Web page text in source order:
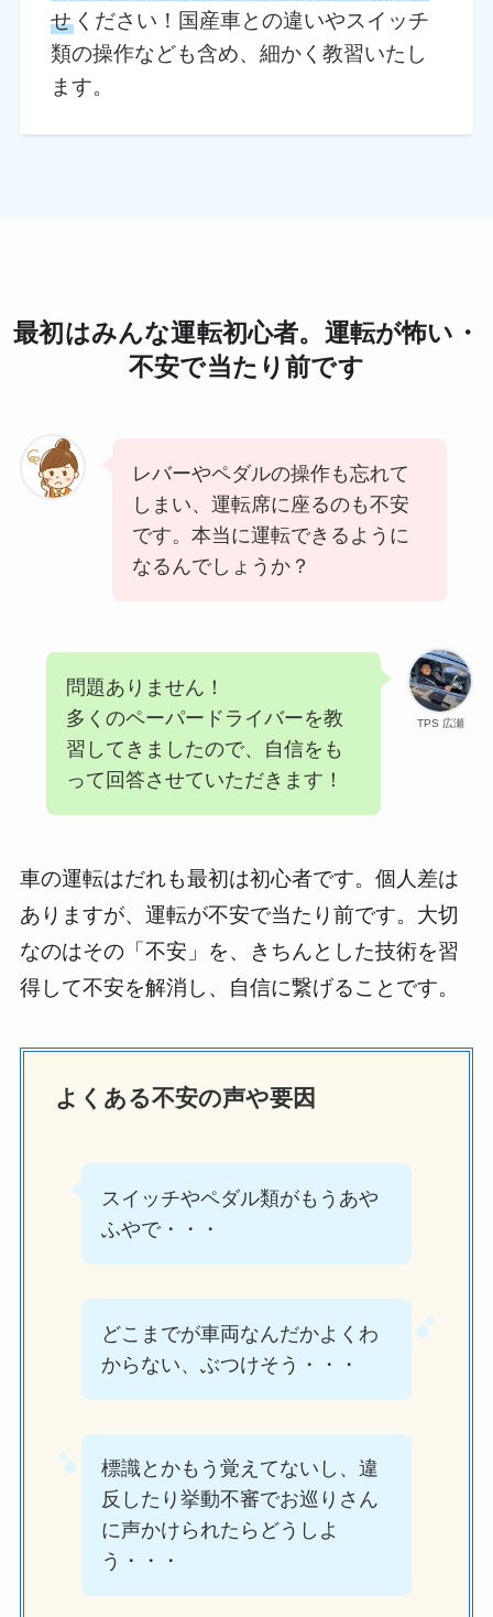
せ ください！国産車との違いやスイッチ
類の操作なども含め、細かく教習いたし
ます。
最初はみんな運転初心者。運転が怖い・
不安で当たり前です
レバーやペダルの操作も忘れて
しまい、運転席に座るのも不安
です。本当に運転できるように
なるんでしょうか？
TPS 広瀬
問題ありません！
多くのペーパードライバーを教
習してきましたので、自信をも
って回答させていただきます！
車の運転はだれも最初は初心者です。個人差は
ありますが、運転が不安で当たり前です。大切
なのはその「不安」を、きちんとした技術を習
得して不安を解消し、自信に繋げることです。
よくある不安の声や要因
スイッチやペダル類がもうあや
ふやで・・・
どこまでが車両なんだかよくわ
からない、ぶつけそう・・・
標識とかもう覚えてないし、違
反したり挙動不審でお巡りさん
に声かけられたらどうしよ
う・・・